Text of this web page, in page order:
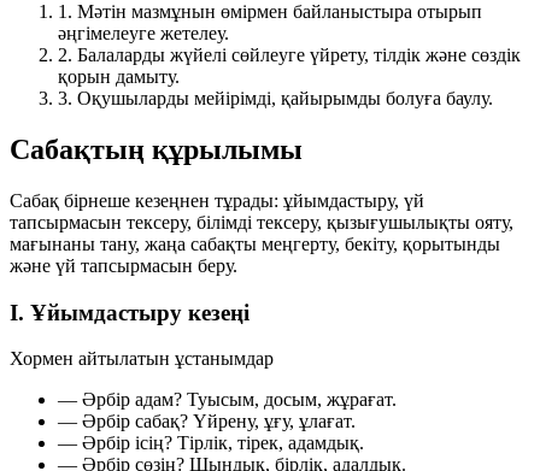
1. Мәтін мазмұнын өмірмен байланыстыра отырып
әңгімелеуге жетелеу.
2. Балаларды жүйелі сөйлеуге үйрету, тілдік және сөздік
қорын дамыту.
3. Оқушыларды мейірімді, қайырымды болуға баулу.
Сабақтың құрылымы
Сабақ бірнеше кезеңнен тұрады: ұйымдастыру, үй
тапсырмасын тексеру, білімді тексеру, қызығушылықты ояту,
мағынаны тану, жаңа сабақты меңгерту, бекіту, қорытынды
және үй тапсырмасын беру.
І. Ұйымдастыру кезеңі
Хормен айтылатын ұстанымдар
— Әрбір адам? Туысым, досым, жұрағат.
— Әрбір сабақ? Үйрену, ұғу, ұлағат.
— Әрбір ісің? Тірлік, тірек, адамдық.
— Әрбір сөзің? Шындық, бірлік, адалдық.